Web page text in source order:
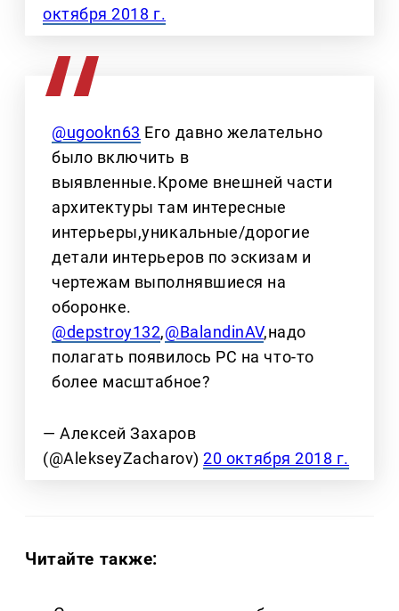
октября 2018 г.
@ugookn63 Его давно желательно
было включить в
выявленные.Кроме внешней части
архитектуры там интересные
интерьеры,уникальные/дорогие
детали интерьеров по эскизам и
чертежам выполнявшиеся на
оборонке.
@depstroy132,@BalandinAV,надо
полагать появилось РС на что-то
более масштабное?
— Алексей Захаров
(@AlekseyZacharov)20 октября 2018 г.
Читайте также: